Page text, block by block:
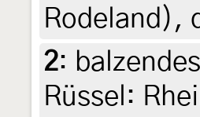
Rodeland),
2:
Rüssel: